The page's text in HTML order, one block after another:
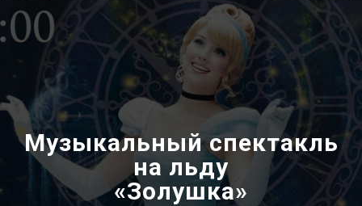
Музыкальный спектакль
на льду
«Золушка»